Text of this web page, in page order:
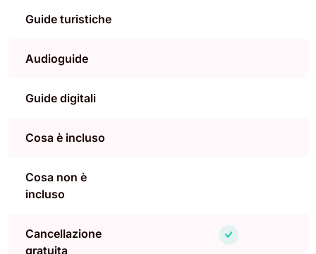
Guide turistiche
Audioguide
Guide digitali
Cosa è incluso
Cosa non è
incluso
Cancellazione
gratuita